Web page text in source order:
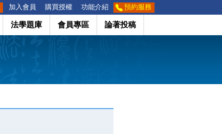
加入會員 購買授權 功能介紹 預約服務
法學題庫 會員專區 論著投稿